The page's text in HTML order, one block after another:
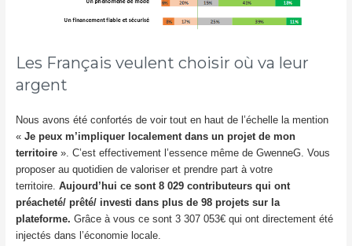
Les Français veulent choisir où va leur
argent
Nous avons été confortés de voir tout en haut de l’échelle la mention
«Je peux m’impliquer localement dans un projet de mon
territoire ». C’est effectivement l’essence même de GwenneG. Vous
proposer au quotidien de valoriser et prendre part à votre
territoire. Aujourd’hui ce sont 8 029 contributeurs qui ont
préacheté/ prêté/ investi dans plus de 98 projets sur la
plateforme. Grâce à vous ce sont 3 307 053€ qui ont directement été
injectés dans l’économie locale.